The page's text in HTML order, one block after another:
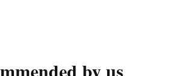
by us